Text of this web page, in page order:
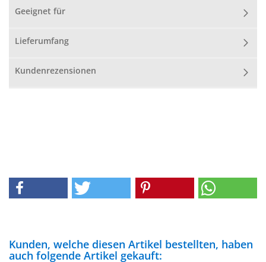
Geeignet für
Lieferumfang
Kundenrezensionen
Kunden, welche diesen Artikel bestellten, haben
auch folgende Artikel gekauft: